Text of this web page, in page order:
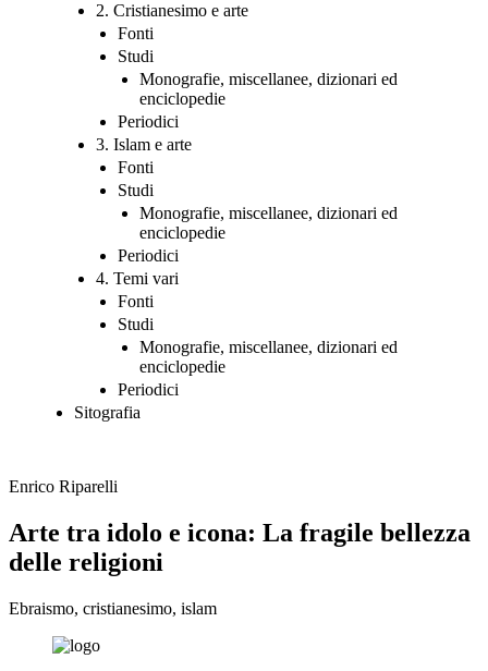
2. Cristianesimo e arte
Fonti
Studi
Monografie, miscellanee, dizionari ed
enciclopedie
Periodici
3. Islam e arte
Fonti
Studi
Monografie, miscellanee, dizionari ed
enciclopedie
Periodici
4. Temi vari
Fonti
Studi
Monografie, miscellanee, dizionari ed
enciclopedie
Periodici
Sitografia
Enrico Riparelli
Arte tra idolo e icona: La fragile bellezza
delle religioni
Ebraismo, cristianesimo, islam